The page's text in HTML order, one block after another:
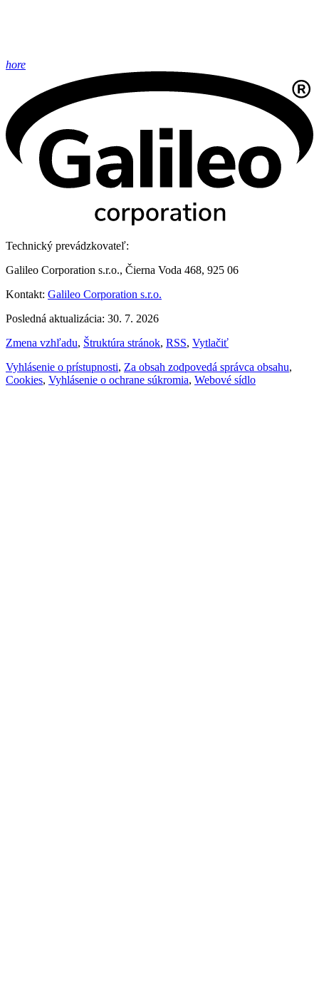
hore
Technický prevádzkovateľ:
Galileo Corporation s.r.o., Čierna Voda 468, 925 06
Kontakt: Galileo Corporation s.r.o.
Posledná aktualizácia: 30. 7. 2026
Zmena vzhľadu, Štruktúra stránok, RSS, Vytlačiť
Vyhlásenie o prístupnosti, Za obsah zodpovedá správca obsahu,
Cookies, Vyhlásenie o ochrane súkromia, Webové sídlo